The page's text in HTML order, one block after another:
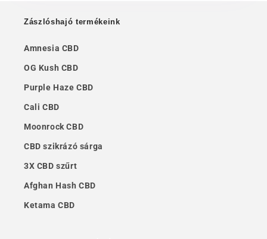
Zászlóshajó termékeink
Amnesia CBD
OG Kush CBD
Purple Haze CBD
Cali CBD
Moonrock CBD
CBD szikrázó sárga
3X CBD szűrt
Afghan Hash CBD
Ketama CBD